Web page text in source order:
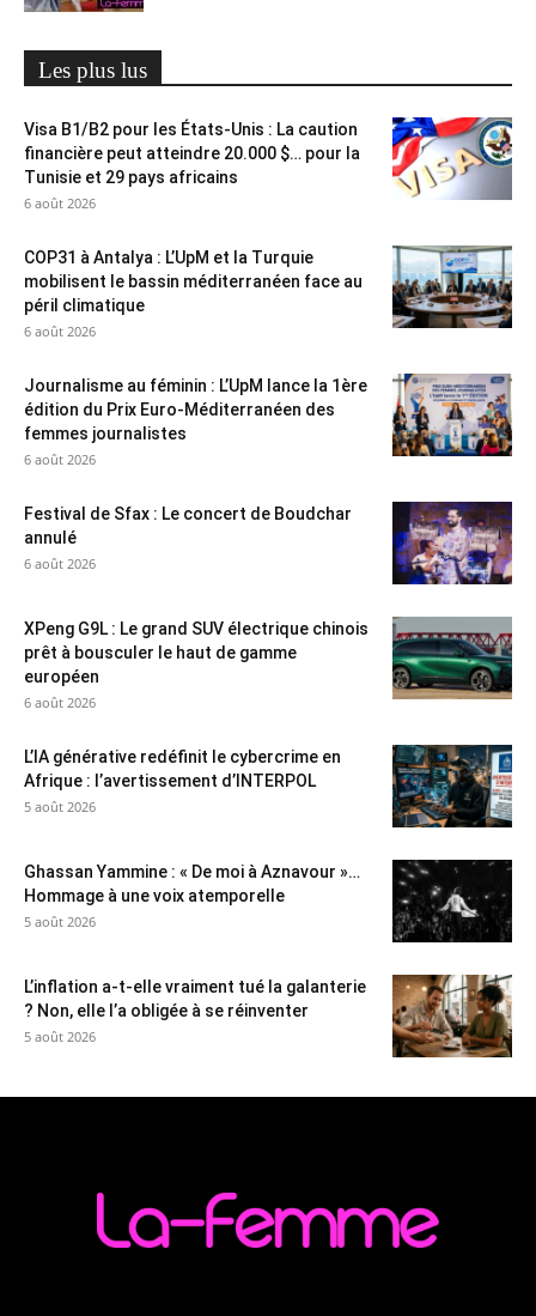
Les plus lus
Visa B1/B2 pour les États-Unis : La caution
financière peut atteindre 20.000 $… pour la
Tunisie et 29 pays africains
6 août 2026
COP31 à Antalya : L’UpM et la Turquie
mobilisent le bassin méditerranéen face au
péril climatique
6 août 2026
Journalisme au féminin : L’UpM lance la 1ère
édition du Prix Euro-Méditerranéen des
femmes journalistes
6 août 2026
Festival de Sfax : Le concert de Boudchar
annulé
6 août 2026
XPeng G9L : Le grand SUV électrique chinois
prêt à bousculer le haut de gamme
européen
6 août 2026
L’IA générative redéfinit le cybercrime en
Afrique : l’avertissement d’INTERPOL
5 août 2026
Ghassan Yammine : « De moi à Aznavour »…
Hommage à une voix atemporelle
5 août 2026
L’inflation a-t-elle vraiment tué la galanterie
? Non, elle l’a obligée à se réinventer
5 août 2026